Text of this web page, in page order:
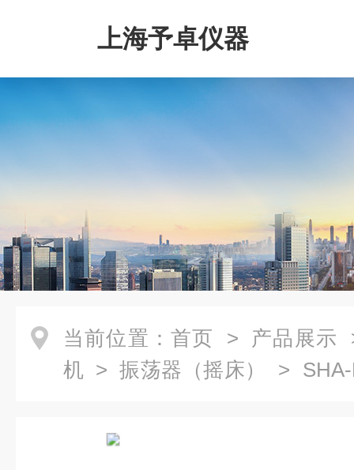
上海予卓仪器
当前位置： 首页 > 产品展示
机 > 振荡器（摇床）
> SHA-